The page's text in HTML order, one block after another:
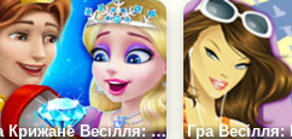
Гра Крижане Весілля: Одягалка